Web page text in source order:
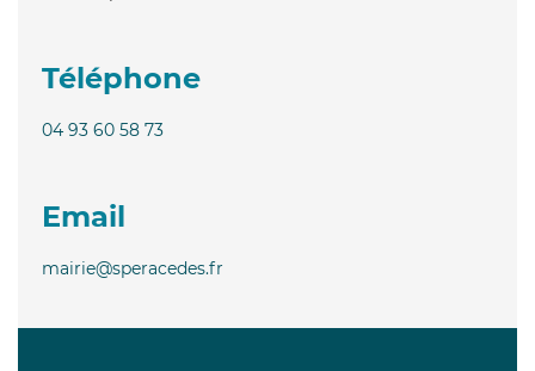
Téléphone
04 93 60 58 73
Email
mairie@speracedes.fr